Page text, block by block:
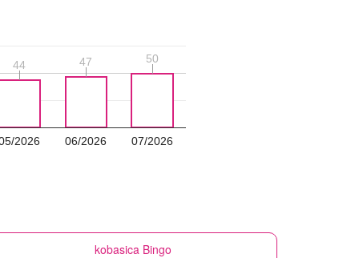
2026 06/2026 07/2026
44
44 47
47 50
50
kobasica Bingo